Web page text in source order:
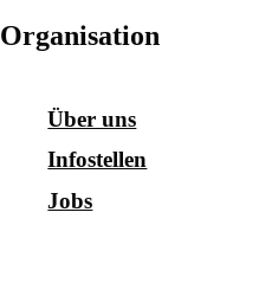
Organisation
Über uns
Infostellen
Jobs